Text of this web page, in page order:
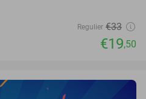
Regulier €33
€19,50